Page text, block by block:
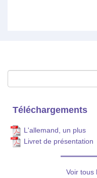
Search
Téléchargements
L'allemand, un plus
Livret de présentation
Voir tous